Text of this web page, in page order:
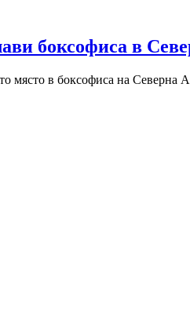
боксофиса в
място в боксофиса на Северна